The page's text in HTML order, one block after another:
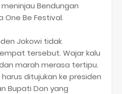
Bendungan
Be Festival.
Jokowi tidak
tersebut. Wajar kalu
marah merasa tertipu.
ditujukan ke presiden
Bupati Don yang